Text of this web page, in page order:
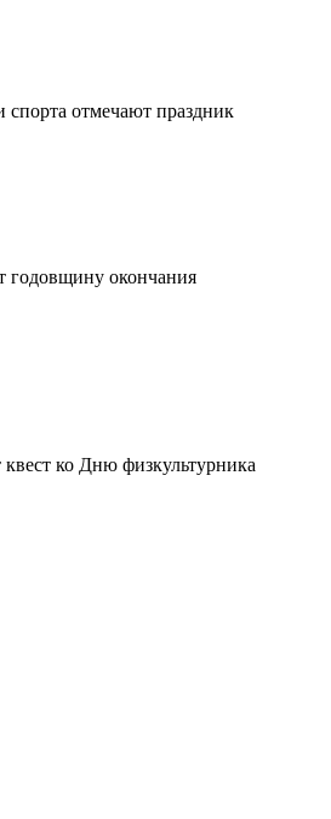
отмечают праздник
годовщину окончания
ко Дню физкультурника